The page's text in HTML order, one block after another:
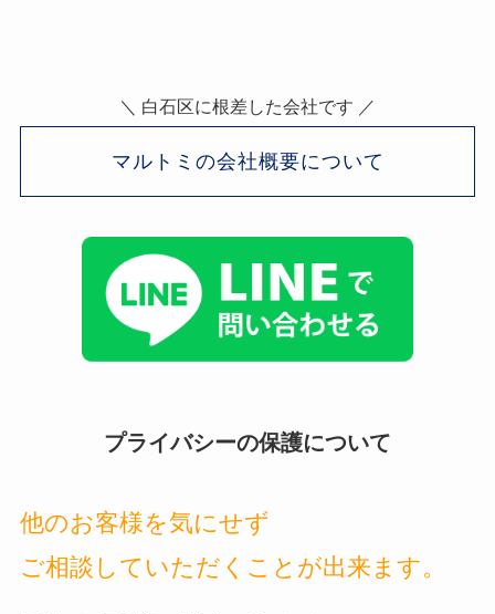
＼ 白石区に根差した会社です ／
マルトミの会社概要について
プライバシーの保護について
他のお客様を気にせず
ご相談していただくことが出来ます。